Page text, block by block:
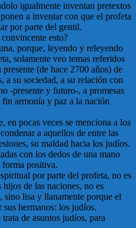
igualmente inventan pretextos
a inventar con que el profeta
por parte del gentil.
esto?
porque, leyendo y releyendo
solamente veo temas referidos
(de hace 2700 años) de
a su sociedad, a su relación con
-presente y futuro-, a promesas
armonía y paz a la nación
en pocas veces se menciona a los
a aquellos de entre las
su maldad hacia los judíos.
con los dedos de una mano
forma positiva.
por parte del profeta, no es
de las naciones, no es
sino lisa y llanamente porque el
hermanos: los judíos.
de asuntos judíos, para